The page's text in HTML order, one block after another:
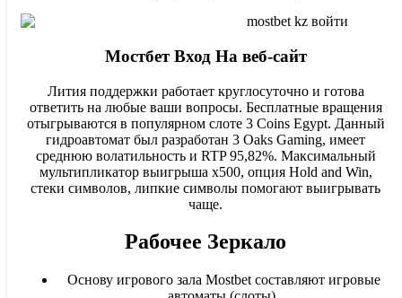
Мостбет Вход На веб-сайт
Лития поддержки работает круглосуточно и готова
ответить на любые ваши вопросы. Бесплатные вращения
отыгрываются в популярном слоте 3 Coins Egypt. Данный
гидроавтомат был разработан 3 Oaks Gaming, имеет
среднюю волатильность и RTP 95,82%. Максимальный
мультипликатор выигрыша x500, опция Hold and Win,
стеки символов, липкие символы помогают выигрывать
чаще.
Рабочее Зеркало
Основу игрового зала Mostbet составляют игровые